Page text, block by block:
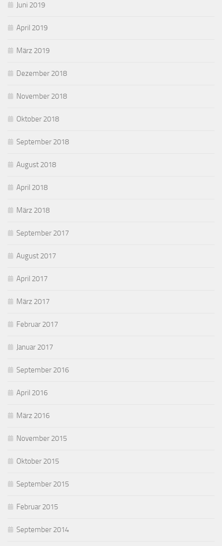
Juni 2019
April 2019
März 2019
Dezember 2018
November 2018
Oktober 2018
September 2018
August 2018
April 2018
März 2018
September 2017
August 2017
April 2017
März 2017
Februar 2017
Januar 2017
September 2016
April 2016
März 2016
November 2015
Oktober 2015
September 2015
Februar 2015
September 2014